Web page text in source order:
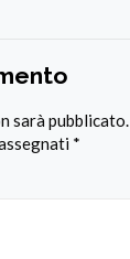
sarà pubblicato.
*